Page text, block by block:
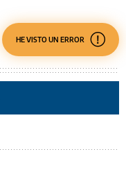
HE VISTO UN ERROR